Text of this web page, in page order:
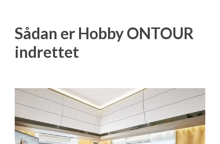
Sådan er Hobby ONTOUR
indrettet